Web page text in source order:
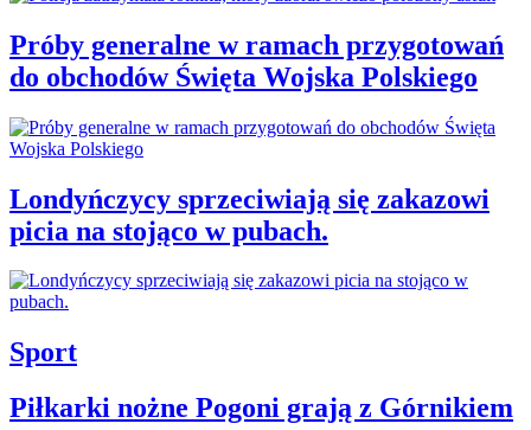
Próby generalne w ramach przygotowań
do obchodów Święta Wojska Polskiego
Londyńczycy sprzeciwiają się zakazowi
picia na stojąco w pubach.
Sport
Piłkarki nożne Pogoni grają z Górnikiem